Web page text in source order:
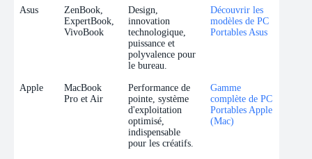
Asus
ZenBook,
ExpertBook,
VivoBook
Design,
innovation
technologique,
puissance et
polyvalence pour
le bureau.
Découvrir les
modèles de PC
Portables Asus
Apple
MacBook
Pro et Air
Performance de
pointe, système
d'exploitation
optimisé,
indispensable
pour les créatifs.
Gamme
complète de PC
Portables Apple
(Mac)